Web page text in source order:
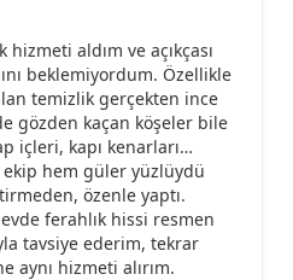
aldım ve açıkçası
beklemiyordum. Özellikle
temizlik gerçekten ince
gözden kaçan köşeler bile
içleri, kapı kenarları…
hem güler yüzlüydü
özenle yaptı.
ferahlık hissi resmen
tavsiye ederim, tekrar
aynı hizmeti alırım.